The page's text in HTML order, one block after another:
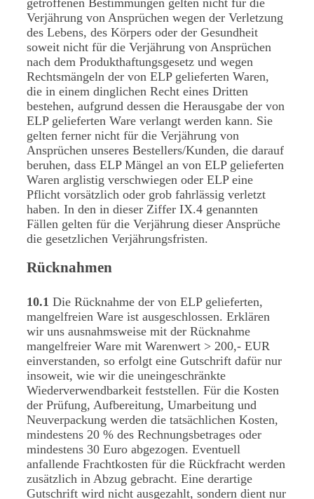
Verjährung von Ansprüchen wegen der Verletzung
des Lebens, des Körpers oder der Gesundheit
soweit nicht für die Verjährung von Ansprüchen
nach dem Produkthaftungsgesetz und wegen
Rechtsmängeln der von ELP gelieferten Waren,
die in einem dinglichen Recht eines Dritten
bestehen, aufgrund dessen die Herausgabe der von
ELP gelieferten Ware verlangt werden kann. Sie
gelten ferner nicht für die Verjährung von
Ansprüchen unseres Bestellers/Kunden, die darauf
beruhen, dass ELP Mängel an von ELP gelieferten
Waren arglistig verschwiegen oder ELP eine
Pflicht vorsätzlich oder grob fahrlässig verletzt
haben. In den in dieser Ziffer IX.4 genannten
Fällen gelten für die Verjährung dieser Ansprüche
die gesetzlichen Verjährungsfristen.
Rücknahmen
10.1 Die Rücknahme der von ELP gelieferten,
mangelfreien Ware ist ausgeschlossen. Erklären
wir uns ausnahmsweise mit der Rücknahme
mangelfreier Ware mit Warenwert > 200,- EUR
einverstanden, so erfolgt eine Gutschrift dafür nur
insoweit, wie wir die uneingeschränkte
Wiederverwendbarkeit feststellen. Für die Kosten
der Prüfung, Aufbereitung, Umarbeitung und
Neuverpackung werden die tatsächlichen Kosten,
mindestens 20 % des Rechnungsbetrages oder
mindestens 30 Euro abgezogen. Eventuell
anfallende Frachtkosten für die Rückfracht werden
zusätzlich in Abzug gebracht. Eine derartige
Gutschrift wird nicht ausgezahlt, sondern dient nur